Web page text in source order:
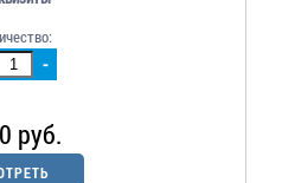
-
руб.